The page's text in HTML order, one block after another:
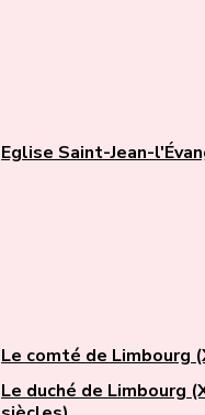
Eglise Saint-Jean-
Le comté de Limbourg
Le duché de Limbourg